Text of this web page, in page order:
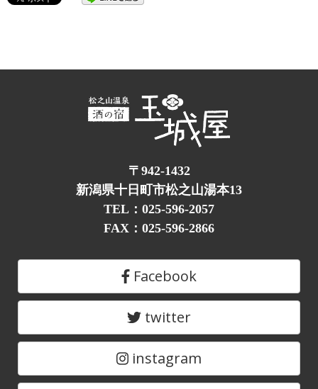
〒942-1432
新潟県十日町市松之山湯本13
TEL：025-596-2057
FAX：025-596-2866
Facebook
twitter
instagram